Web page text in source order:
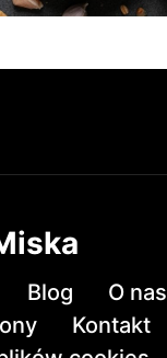
Blog
O nas
Kontakt